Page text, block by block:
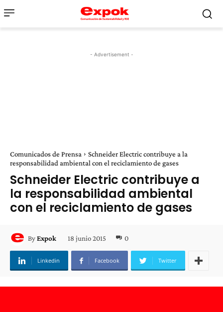
- Advertisement -
Comunicados de Prensa
Schneider Electric contribuye a la
responsabilidad ambiental con el reciclamiento de gases
Schneider Electric contribuye a
la responsabilidad ambiental
con el reciclamiento de gases
ByExpok 18 junio 2015 0
Linkedin Facebook Twitter